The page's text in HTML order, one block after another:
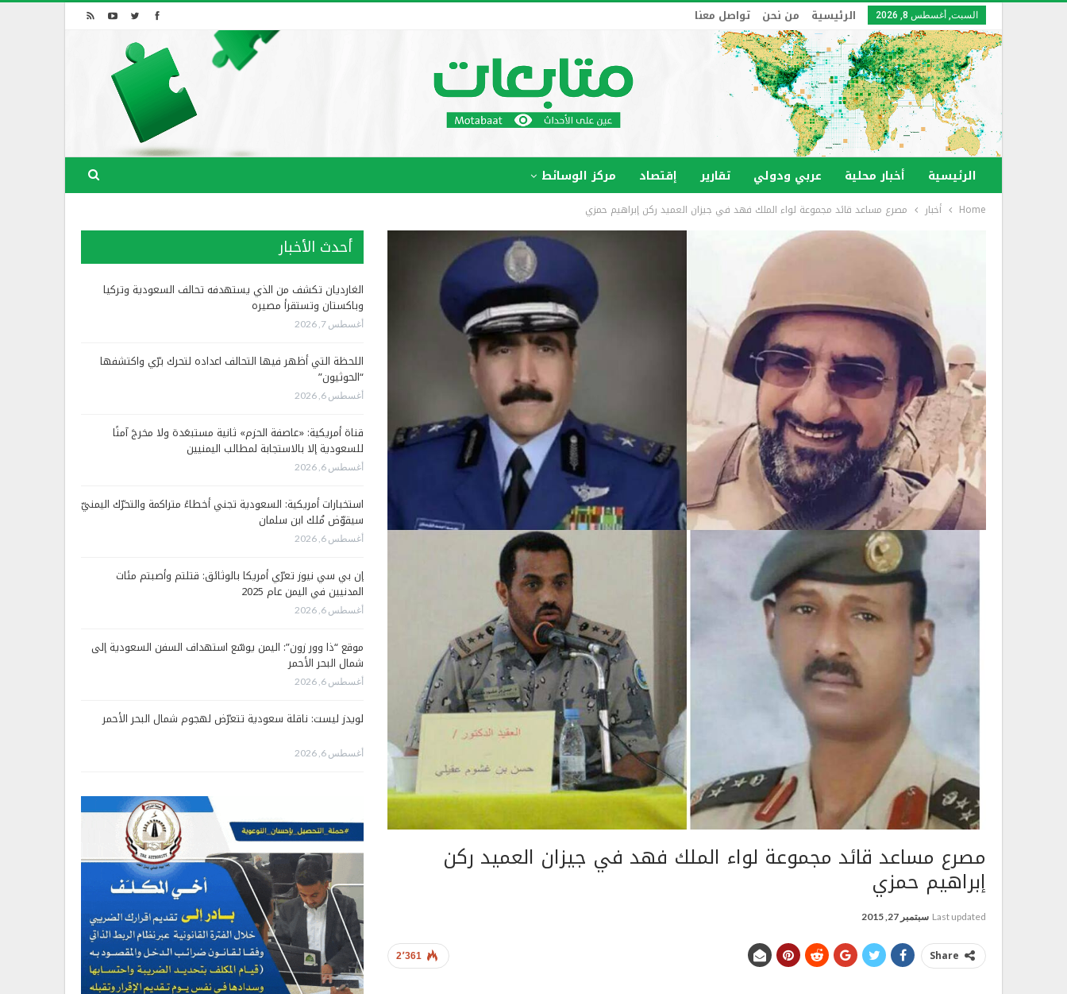
السبت, أغسطس 8, 2026 الرئيسية من نحن تواصل معنا
الرئيسية أخبار محلية عربي ودولي تقارير إقتصاد مركز الوسائط
Home أخبار مصرع مساعد قائد مجموعة لواء الملك فهد في جيزان العميد ركن إبراهيم حمزي
مصرع مساعد قائد مجموعة لواء الملك فهد في جيزان العميد ركن
إبراهيم حمزي
Last updated سبتمبر 27, 2015
2٬361 Share
أحدث الأخبار
الغارديان تكشف من الذي يستهدفه تحالف السعودية وتركيا
وباكستان وتستقرأ مصيره
أغسطس 7, 2026
اللحظة التي أظهر فيها التحالف اعداده لتحرك برّي واكتشفها
“الحوثيون”
أغسطس 6, 2026
قناة أمريكية: «عاصفة الحزم» ثانية مستبعَدة ولا مخرجَ آمنًا
للسعودية إلا بالاستجابة لمطالب اليمنيين
أغسطس 6, 2026
استخبارات أمريكية: السعودية تجني أخطاءً متراكمة والتحرّك اليمنيّ
سيقوّض مُلك ابن سلمان
أغسطس 6, 2026
إن بي سي نيوز تعرّي أمريكا بالوثائق: قتلتم وأصبتم مئات
المدنيين في اليمن عام 2025
أغسطس 6, 2026
موقع “ذا وور زون”: اليمن يوسّع استهداف السفن السعودية إلى
شمال البحر الأحمر
أغسطس 6, 2026
لويدز ليست: ناقلة سعودية تتعرّض لهجوم شمال البحر الأحمر
أغسطس 6, 2026